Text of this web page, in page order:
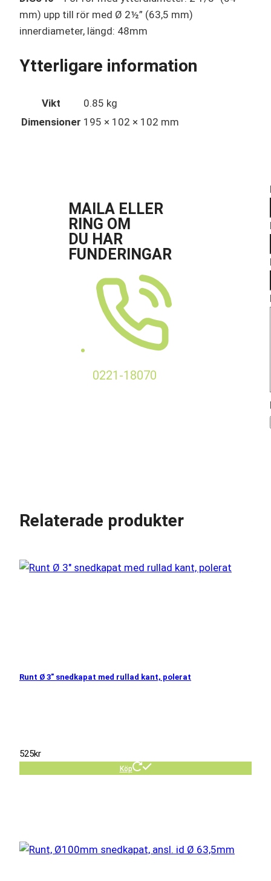
mm) upp till rör med Ø 2½” (63,5 mm)
innerdiameter, längd: 48mm
Ytterligare information
Vikt
0.85 kg
Dimensioner 195 × 102 × 102 mm
MAILA ELLER
RING OM
DU HAR
FUNDERINGAR
0221-18070
Relaterade produkter
Runt Ø 3″ snedkapat med rullad kant, polerat
525kr
Köp